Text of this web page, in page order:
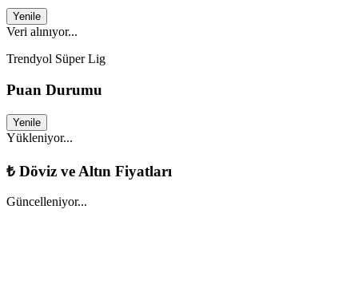
Yenile
Veri alınıyor...
Trendyol Süper Lig
Puan Durumu
Yenile
Yükleniyor...
₺ Döviz ve Altın Fiyatları
Güncelleniyor...